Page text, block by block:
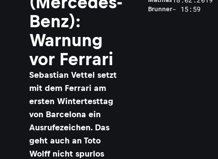
Benz):
Warnung
vor Ferrari
​Sebastian Vettel setzt
mit dem Ferrari am
ersten Wintertesttag
von Barcelona ein
Ausrufezeichen. Das
geht auch an Toto
Wolff nicht spurlos
Brunner- 15:59